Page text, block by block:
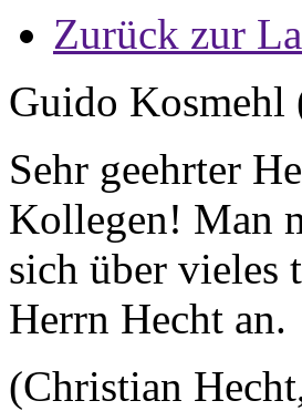
Zurück zur
Guido Kosmehl
Sehr geehrter
Kollegen! Man
sich über vieles
Herrn Hecht an.
(Christian